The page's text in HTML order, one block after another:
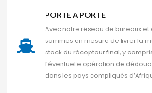
PORTE A PORTE
Avec notre réseau de bureaux et
ommes en mesure de livrer la
tock du récepteur final, y
l’éventuelle opération de
dans les pays compliqués